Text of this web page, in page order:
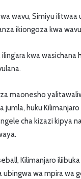
wavu, Simiyu ilitwaa
ikiongoza kwa
kwa wasichana
maonesho
jumla, huku
cha kizazi kipya
Kilimanjaro
wa mpira wa